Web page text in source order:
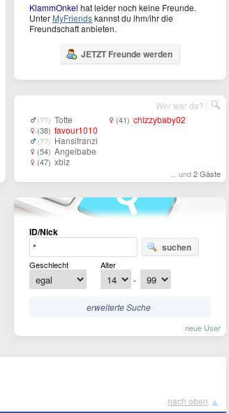
KlammOnkel hat leider noch keine Freunde.
Unter MyFriendskannst du ihm/ihr die
Freundschaft anbieten.
JETZT Freunde werden
(??) Totte
(38) favour1010
(??) Hansifranzi
(54) Angelbabe
(47) xbiz
(41) chizzybaby02
... und2 Gäste
Wer war da?
ID/Nick
suchen
Geschlecht
Alter
-
erweiterte Suche
neue User
nach oben ▲